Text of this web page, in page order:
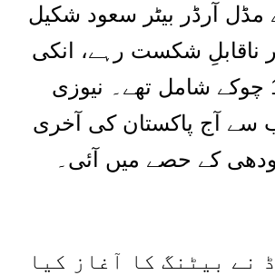
مڈل آرڈر بیٹر سعود شکیل
ناقابلِ شکست رہے، انکی
اننگز میں 17 چوکے شامل تھے۔ نیوزی
سے آج پاکستان کی آخری
کے حصے میں آئی۔
نے بیٹنگ کا آغاز کیا